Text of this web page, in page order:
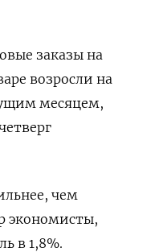
заказы на
возросли на
месяцем,
чем
экономисты,
в 1,8%.